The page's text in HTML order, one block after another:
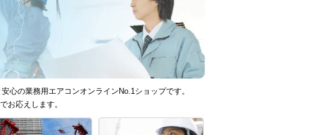
心の業務用エアコンオンラインNo.1ショップです。
お応えします。